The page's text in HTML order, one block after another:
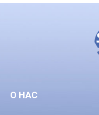
О НАС